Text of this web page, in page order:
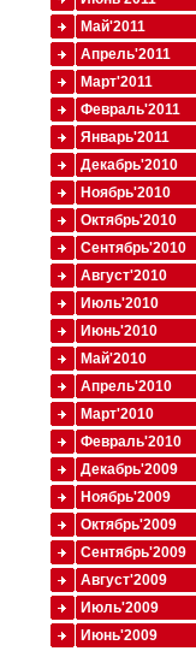
Май'2011
Апрель'2011
Март'2011
Февраль'2011
Январь'2011
Декабрь'2010
Ноябрь'2010
Октябрь'2010
Сентябрь'2010
Август'2010
Июль'2010
Июнь'2010
Май'2010
Апрель'2010
Март'2010
Февраль'2010
Декабрь'2009
Ноябрь'2009
Октябрь'2009
Сентябрь'2009
Август'2009
Июль'2009
Июнь'2009